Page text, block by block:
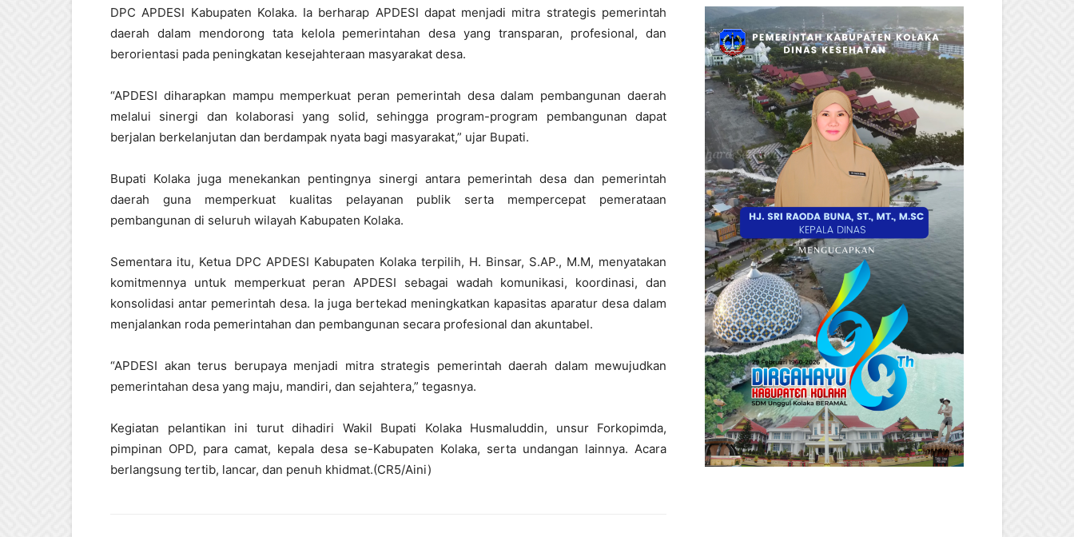
DPC APDESI Kabupaten Kolaka. Ia berharap APDESI dapat menjadi mitra strategis pemerintah
daerah dalam mendorong tata kelola pemerintahan desa yang transparan, profesional, dan
berorientasi pada peningkatan kesejahteraan masyarakat desa.
“APDESI diharapkan mampu memperkuat peran pemerintah desa dalam pembangunan daerah
melalui sinergi dan kolaborasi yang solid, sehingga program-program pembangunan dapat
berjalan berkelanjutan dan berdampak nyata bagi masyarakat,” ujar Bupati.
Bupati Kolaka juga menekankan pentingnya sinergi antara pemerintah desa dan pemerintah
daerah guna memperkuat kualitas pelayanan publik serta mempercepat pemerataan
pembangunan di seluruh wilayah Kabupaten Kolaka.
Sementara itu, Ketua DPC APDESI Kabupaten Kolaka terpilih, H. Binsar, S.AP., M.M, menyatakan
komitmennya untuk memperkuat peran APDESI sebagai wadah komunikasi, koordinasi, dan
konsolidasi antar pemerintah desa. Ia juga bertekad meningkatkan kapasitas aparatur desa dalam
menjalankan roda pemerintahan dan pembangunan secara profesional dan akuntabel.
“APDESI akan terus berupaya menjadi mitra strategis pemerintah daerah dalam mewujudkan
pemerintahan desa yang maju, mandiri, dan sejahtera,” tegasnya.
Kegiatan pelantikan ini turut dihadiri Wakil Bupati Kolaka Husmaluddin, unsur Forkopimda,
pimpinan OPD, para camat, kepala desa se-Kabupaten Kolaka, serta undangan lainnya. Acara
berlangsung tertib, lancar, dan penuh khidmat.(CR5/Aini)